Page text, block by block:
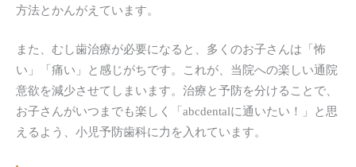
方法とかんがえています。
また、むし歯治療が必要になると、多くのお子さんは「怖
い」「痛い」と感じがちです。これが、当院への楽しい通院
意欲を減少させてしまいます。治療と予防を分けることで、
お子さんがいつまでも楽しく「abcdentalに通いたい！」と思
えるよう、小児予防歯科に力を入れています。